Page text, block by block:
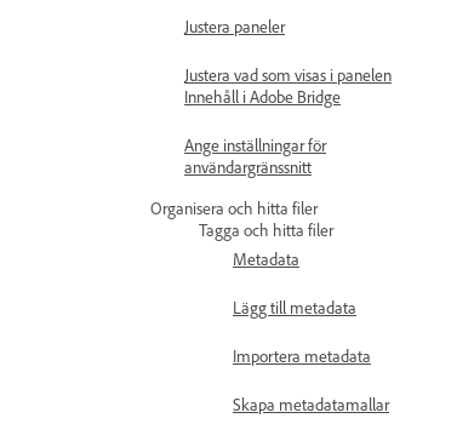
Justera paneler
Justera vad som visas i panelen
Innehåll i Adobe Bridge
Ange inställningar för
användargränssnitt
Organisera och hitta filer
Tagga och hitta filer
Metadata
Lägg till metadata
Importera metadata
Skapa metadatamallar